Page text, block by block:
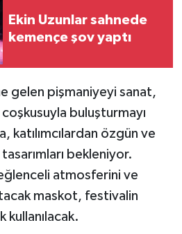
Ekin Uzunlar sahnede
kemençe şov yaptı
gelen pişmaniyeyi sanat,
coşkusuyla buluşturmayı
katılımcılardan özgün ve
bekleniyor.
atmosferini ve
maskot, festivalin
kullanılacak.